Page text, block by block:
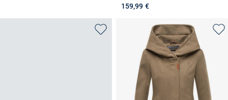
159,99 €